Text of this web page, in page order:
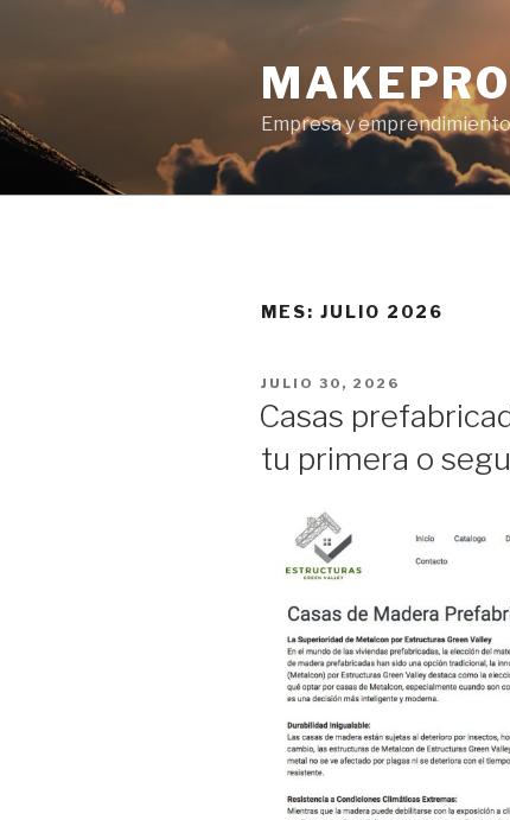
MAKEPRO
Empresa y
MES: JULIO 2026
POSTED
ON
JULIO 30, 2026
Casas
tu primera o